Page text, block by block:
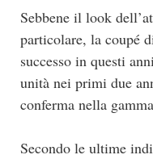
Sebbene il look
particolare, la coupé
successo in questi
unità nei primi due
conferma nella
Secondo le ultime